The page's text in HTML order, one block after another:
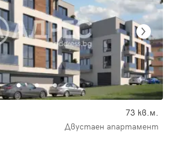
73 кв.м.
Двустаен апартамент